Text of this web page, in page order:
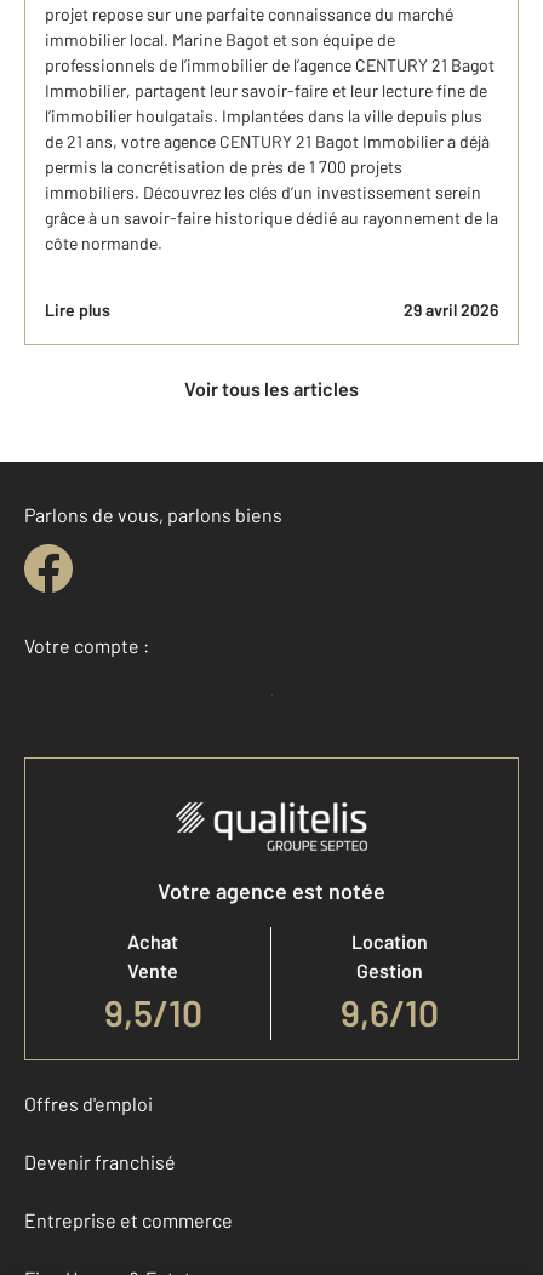
projet repose sur une parfaite connaissance du marché
immobilier local. Marine Bagot et son équipe de
professionnels de l’immobilier de l’agence CENTURY 21 Bagot
Immobilier, partagent leur savoir-faire et leur lecture fine de
l’immobilier houlgatais. Implantées dans la ville depuis plus
de 21 ans, votre agence CENTURY 21 Bagot Immobilier a déjà
permis la concrétisation de près de 1 700 projets
immobiliers. Découvrez les clés d’un investissement serein
grâce à un savoir-faire historique dédié au rayonnement de la
côte normande.
Lire plus 29 avril 2026
Voir tous les articles
Parlons de vous, parlons biens
Votre compte :
Accéder à mon compte
Votre agence est notée
Achat
Vente
9,5/10
Location
Gestion
9,6/10
Offres d'emploi
Devenir franchisé
Entreprise et commerce